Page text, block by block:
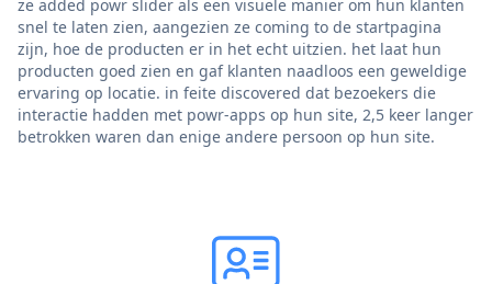
ze added powr slider als een visuele manier om hun klanten
snel te laten zien, aangezien ze coming to de startpagina
zijn, hoe de producten er in het echt uitzien. het laat hun
producten goed zien en gaf klanten naadloos een geweldige
ervaring op locatie. in feite discovered dat bezoekers die
interactie hadden met powr-apps op hun site, 2,5 keer langer
betrokken waren dan enige andere persoon op hun site.